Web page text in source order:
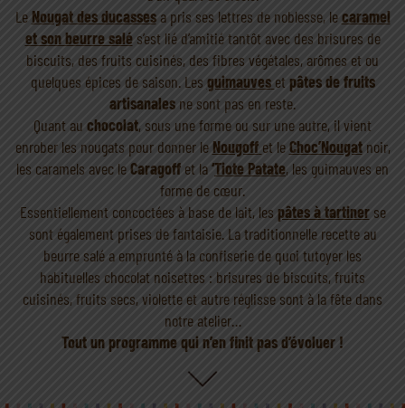
Le Nougat des ducassesa pris ses lettres de noblesse, lecaramel
et son beurre salés’est lié d’amitié tantôt avec des brisures de
biscuits, des fruits cuisinés, des fibres végétales, arômes et ou
quelques épices de saison. Les guimauves et pâtes de fruits
artisanales ne sont pas en reste.
Quant au chocolat, sous une forme ou sur une autre, il vient
enrober les nougats pour donner le Nougoff et leChoc’Nougatnoir,
les caramels avec leCaragoff et la‘Tiote Patate, les guimauves en
forme de cœur.
Essentiellement concoctées à base de lait, les pâtes à tartinerse
sont également prises de fantaisie. La traditionnelle recette au
beurre salé a emprunté à la confiserie de quoi tutoyer les
habituelles chocolat noisettes : brisures de biscuits, fruits
cuisinés, fruits secs, violette et autre réglisse sont à la fête dans
notre atelier…
Tout un programme qui n’en finit pas d’évoluer !